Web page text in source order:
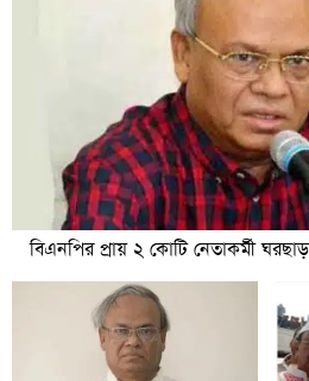
বিএনপির প্রায় ২ কোটি নেতাকর্মী